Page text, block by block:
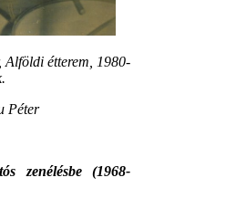
Alföldi étterem, 1980-
Péter
zenélésbe (1968-